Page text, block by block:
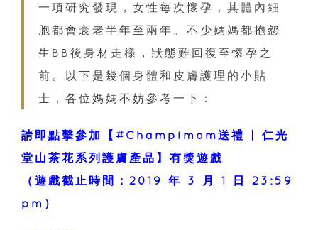
一項研究發現，女性每次懷孕，其體內細
胞都會衰老半年至兩年。不少媽媽都抱怨
生BB後身材走樣，狀態難回復至懷孕之
前。以下是幾個身體和皮膚護理的小貼
士，各位媽媽不妨參考一下：
請即點擊參加【#Champimom送禮 | 仁光
堂山茶花系列護膚產品】有獎遊戲
（遊戲截止時間：2019 年 3 月 1 日 23:59
pm）